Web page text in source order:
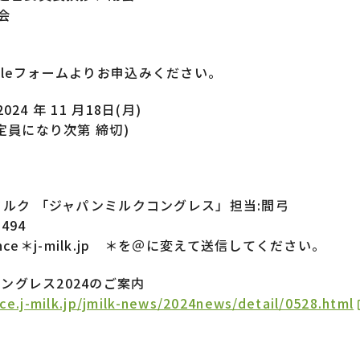
フォームよりお申込みください。
年 11 月18日(月)
員になり次第 締切)
ク 「ジャパンミルクコングレス」担当:間弓
＊j-milk.jp ＊を＠に変えて送信してください。
グレス2024のご案内
milk.jp/jmilk-news/2024news/detail/0528.html